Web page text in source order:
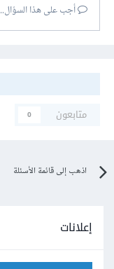
أجب على هذا السؤال...
متابعون
0
اذهب إلى قائمة الأسئلة
إعلانات